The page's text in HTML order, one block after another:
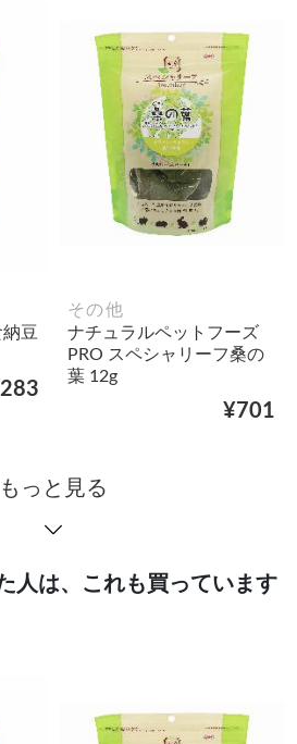
豆
その他
ナチュラルペットフーズ
PRO スペシャリーフ桑の
葉 12g
¥701
もっと見る
人は、これも買っています